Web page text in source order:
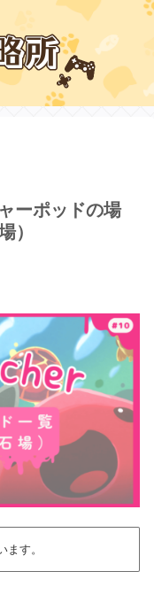
ーポッドの場
）
す。